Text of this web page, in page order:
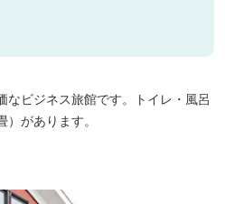
なビジネス旅館です。トイレ・風呂
があります。